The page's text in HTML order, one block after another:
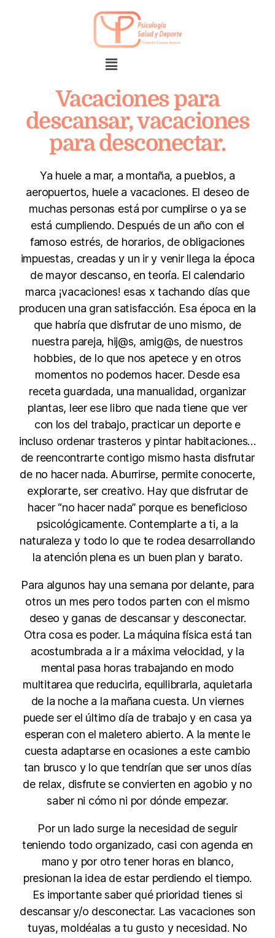
Vacaciones para
descansar, vacaciones
para desconectar.
Ya huele a mar, a montaña, a pueblos, a
aeropuertos, huele a vacaciones. El deseo de
muchas personas está por cumplirse o ya se
está cumpliendo. Después de un año con el
famoso estrés, de horarios, de obligaciones
impuestas, creadas y un ir y venir llega la época
de mayor descanso, en teoría. El calendario
marca ¡vacaciones! esas x tachando días que
producen una gran satisfacción. Esa época en la
que habría que disfrutar de uno mismo, de
nuestra pareja, hij@s, amig@s, de nuestros
hobbies, de lo que nos apetece y en otros
momentos no podemos hacer. Desde esa
receta guardada, una manualidad, organizar
plantas, leer ese libro que nada tiene que ver
con los del trabajo, practicar un deporte e
incluso ordenar trasteros y pintar habitaciones…
de reencontrarte contigo mismo hasta disfrutar
de no hacer nada. Aburrirse, permite conocerte,
explorarte, ser creativo. Hay que disfrutar de
hacer “no hacer nada” porque es beneficioso
psicológicamente. Contemplarte a ti, a la
naturaleza y todo lo que te rodea desarrollando
la atención plena es un buen plan y barato.
Para algunos hay una semana por delante, para
otros un mes pero todos parten con el mismo
deseo y ganas de descansar y desconectar.
Otra cosa es poder. La máquina física está tan
acostumbrada a ir a máxima velocidad, y la
mental pasa horas trabajando en modo
multitarea que reducirla, equilibrarla, aquietarla
de la noche a la mañana cuesta. Un viernes
puede ser el último día de trabajo y en casa ya
esperan con el maletero abierto. A la mente le
cuesta adaptarse en ocasiones a este cambio
tan brusco y lo que tendrían que ser unos días
de relax, disfrute se convierten en agobio y no
saber ni cómo ni por dónde empezar.
Por un lado surge la necesidad de seguir
teniendo todo organizado, casi con agenda en
mano y por otro tener horas en blanco,
presionan la idea de estar perdiendo el tiempo.
Es importante saber qué prioridad tienes si
descansar y/o desconectar. Las vacaciones son
tuyas, moldéalas a tu gusto y necesidad. No